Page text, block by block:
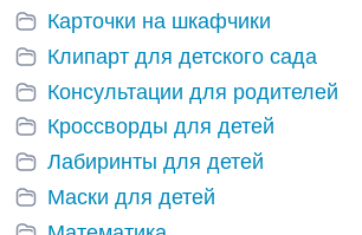
Карточки на шкафчики
Клипарт для детского сада
Консультации для родителей
Кроссворды для детей
Лабиринты для детей
Маски для детей